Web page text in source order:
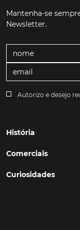
Mantenha-se
Newsletter.
Autorizo e desejo
História
Comerciais
Curiosidades